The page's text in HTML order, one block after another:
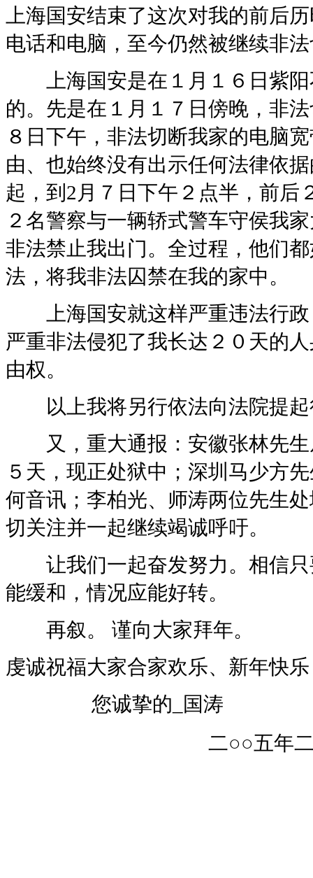
上海国安结束了这次对我的前后
电话和电脑，至今仍然被继续非
上海国安是在１月１６日紫阳
的。先是在１月１７日傍晚，非
８日下午，非法切断我家的电脑
由、也始终没有出示任何法律依
起，到2月７日下午２点半，前后
２名警察与一辆轿式警车守侯我
非法禁止我出门。全过程，他们
法，将我非法囚禁在我的家中。
上海国安就这样严重违法行政
严重非法侵犯了我长达２０天的
由权。
以上我将另行依法向法院提起
又，重大通报：安徽张林先生
５天，现正处狱中；深圳马少方
何音讯；李柏光、师涛两位先生
切关注并一起继续竭诚呼吁。
让我们一起奋发努力。相信只
能缓和，情况应能好转。
再叙。 谨向大家拜年。
虔诚祝福大家合家欢乐、新年快
您诚挚的_国涛
二○○五年二月八